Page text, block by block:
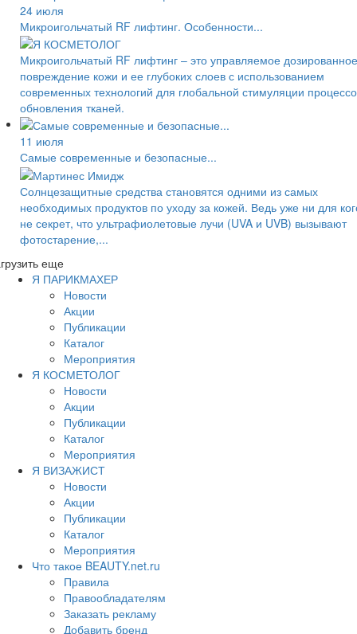
24 июля
Микроигольчатый RF лифтинг. Особенности...
Микроигольчатый RF лифтинг – это управляемое дозированное
повреждение кожи и ее глубоких слоев с использованием
современных технологий для глобальной стимуляции
обновления тканей.
11 июля
Самые современные и безопасные...
Солнцезащитные средства становятся одними из самых
необходимых продуктов по уходу за кожей. Ведь уже ни для
не секрет, что ультрафиолетовые лучи (UVA и UVB) вызывают
фотостарение,...
еще
Я ПАРИКМАХЕР
Новости
Акции
Публикации
Каталог
Мероприятия
Я КОСМЕТОЛОГ
Новости
Акции
Публикации
Каталог
Мероприятия
Я ВИЗАЖИСТ
Новости
Акции
Публикации
Каталог
Мероприятия
Что такое BEAUTY.net.ru
Правила
Правообладателям
Заказать рекламу
Добавить бренд